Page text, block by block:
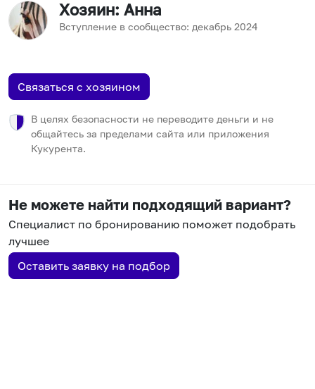
Хозяин: Анна
Вступление в сообщество: декабрь 2024
Связаться с хозяином
В целях безопасности не переводите деньги и не
общайтесь за пределами сайта или приложения
Кукурента.
Не можете найти подходящий вариант?
Специалист по бронированию поможет подобрать
лучшее
Оставить заявку на подбор